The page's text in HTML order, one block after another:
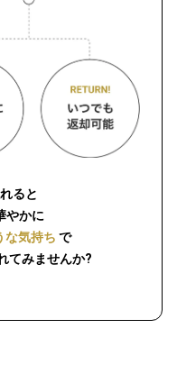
ると
やかに
な気持ち で
てみませんか?